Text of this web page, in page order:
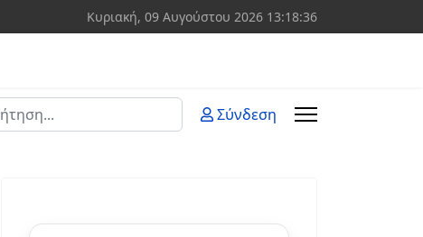
Κυριακή, 09 Αυγούστου 2026 13:18:36
Σύνδεση